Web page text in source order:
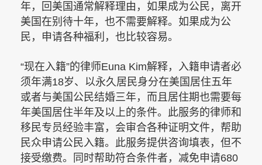
年，回美国通常解释理由，如果成为公民，离开
美国在别待十年，也不需要解释。如果成为公
民，申请各种福利，也比较容易。
“现在入籍”的律师Euna Kim解释，入籍申请者必
须年满18岁、以永久居民身分在美国居住五年
或者与美国公民结婚三年，而且居住期也需要每
年美国居住半年及以上的条件。此服务的律师和
移民专员经验丰富，会审合各种证明文件，帮助
民众申请公民入籍。此服务提供咨询填表，但不
接受缴费。同时帮助符合条件者，减免申请680